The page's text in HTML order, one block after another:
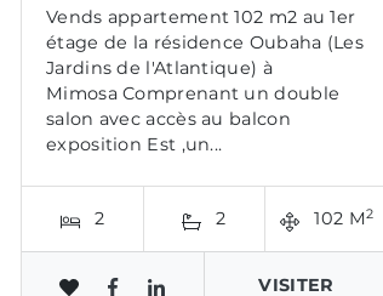
Vends appartement 102 m2 au 1er
étage de la résidence Oubaha (Les
Jardins de l'Atlantique) à
Mimosa Comprenant un double
salon avec accès au balcon
exposition Est ,un...
2 2 102 M2
VISITER